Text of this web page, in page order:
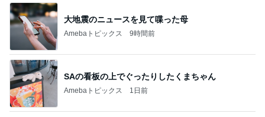
大地震のニュースを見て喋った母
Amebaトピックス 9時間前
SAの看板の上でぐったりしたくまちゃん
Amebaトピックス 1日前